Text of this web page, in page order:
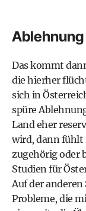
Das kommt
die hierher
sich in
spüre
Land eher
wird, dann fühlt
zugehörig oder
Studien für
Auf der anderen
Probleme, die